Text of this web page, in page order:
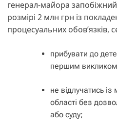
генерал-майора запобіжний
розмірі 2 млн грн із
процесуальних обов’язків,
⁠⁠прибувати до
першим
не відлучатись із
області без
або суду;